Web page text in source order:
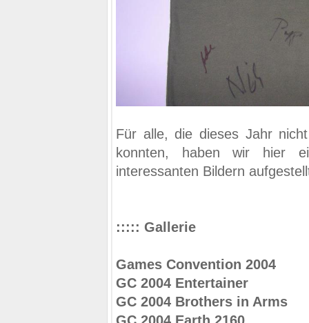
Für alle, die dieses Jahr
konnten, haben wir hier
interessanten Bildern
::::: Gallerie
Games Convention 2004
GC 2004 Entertainer
GC 2004 Brothers in Arms